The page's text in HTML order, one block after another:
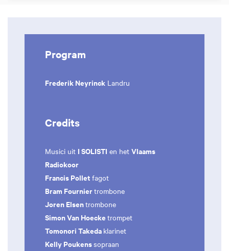
Program
Frederik Neyrinck Landru
Credits
Musici uit I SOLISTI en het Vlaams
Radiokoor
Francis Pollet fagot
Bram Fourniertrombone
Joren Elsentrombone
Simon Van Hoecke trompet
Tomonori Takeda klarinet
Kelly Poukenssopraan